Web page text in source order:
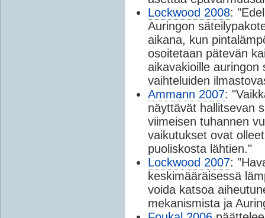
Lockwood 2008:
Auringon
aikana, kun
osoitetaan pätevän
aikavakioille auringon
vaihteluiden
Ammann 2007:
näyttävät hallitsevan
viimeisen tuhannen
vaikutukset ovat
puoliskosta lähtien."
Lockwood 2007:
keskimääräisessä
voida katsoa
mekanismista ja